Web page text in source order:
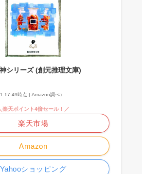
シリーズ (創元推理文庫)
17:49時点 | Amazon調べ）
Amazon
楽天ポイント4倍セール！／
楽天市場
Yahooショッピング